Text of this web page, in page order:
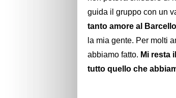
guida il gruppo con un
tanto amore al
la mia gente. Per molti
abbiamo fatto. Mi resta
tutto quello che